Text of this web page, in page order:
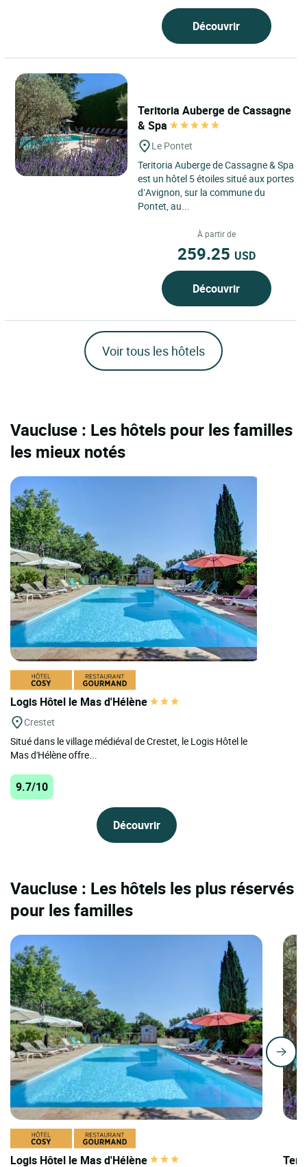
Découvrir
Teritoria Auberge de Cassagne
& Spa
Le Pontet
Teritoria Auberge de Cassagne & Spa
est un hôtel 5 étoiles situé aux portes
d’Avignon, sur la commune du
Pontet, au...
À partir de
259.25 USD
Découvrir
Voir tous les hôtels
Vaucluse : Les hôtels pour les familles
les mieux notés
Logis Hôtel le Mas d'Hélène
Crestet
Situé dans le village médiéval de Crestet, le Logis Hôtel le
Mas d'Hélène offre...
9.7/10
Découvrir
Vaucluse : Les hôtels les plus réservés
pour les familles
Logis Hôtel le Mas d'Hélène